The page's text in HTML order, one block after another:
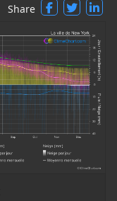
Share